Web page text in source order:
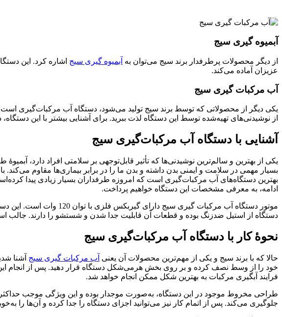
آبمیوه ‌گیری سیج
از دیگر محصولات پرطرفدار برند سیج می‌توان به آبمیوه گیری سیج اشاره کرد. این
عزیزان آماده می‌کند.
آب مرکبات گیری سیج
یکی دیگر از محصولاتی که توسط برند سیج تولید می‌شود، دستگاه آب مرکبات‌گیری است.
از نوشیدنی‌های تهیه‌شده توسط این دستگاه لذت ببرید. برای آشنایی بیشتر با این دستگاه،
آشنایی با دستگاه آب مرکبات‌گیری سیج
یکی از بهترین و سالم‌ترین نوشیدنی‌ها که تأثیر قابل‌توجهی بر سلامتی افراد دارد،
بسیار مهمی در سلامت و ایمنی بدن داشته و بدن ما را در برابر بیماری‌ها مقاوم
بهترین دستگاه‌های آب مرکبات‌گیری است که امروزه طرفداران بسیار زیادی پیدا
ادامه، به معرفی مشخصات این دستگاه خواهیم پرداخت.
موتور دستگاه آب مرکبات
دستگاه از استیل ضدزنگ بوده و قطعات آن قابلیت جدا شدن و شستشو را دارند. جالب است
نحوهٔ کار با دستگاه آب‌ مرکبات‌گیری سیج
حالا که با برند سیج و یکی از مهم‌ترین محصولات آن یعنی آب مرکبات‌ گیری سیج آشنا
خود را از وسط نصف کرده و بر روی بخش هرمی‌شکل دستگاه قرار دهید. پس از انجام
فرایند آبگیری مرکبات به بهترین شکل ممکن انجام خواهد شد.
طراحی مخروط موجود در این دستگاه، به‌صورت موجدار بوده و این ویژگی موجب
جلوگیری می‌کند. پس از اتمام کار نیز می‌توانید اجزای دستگاه را جدا کرده و آن‌ها را